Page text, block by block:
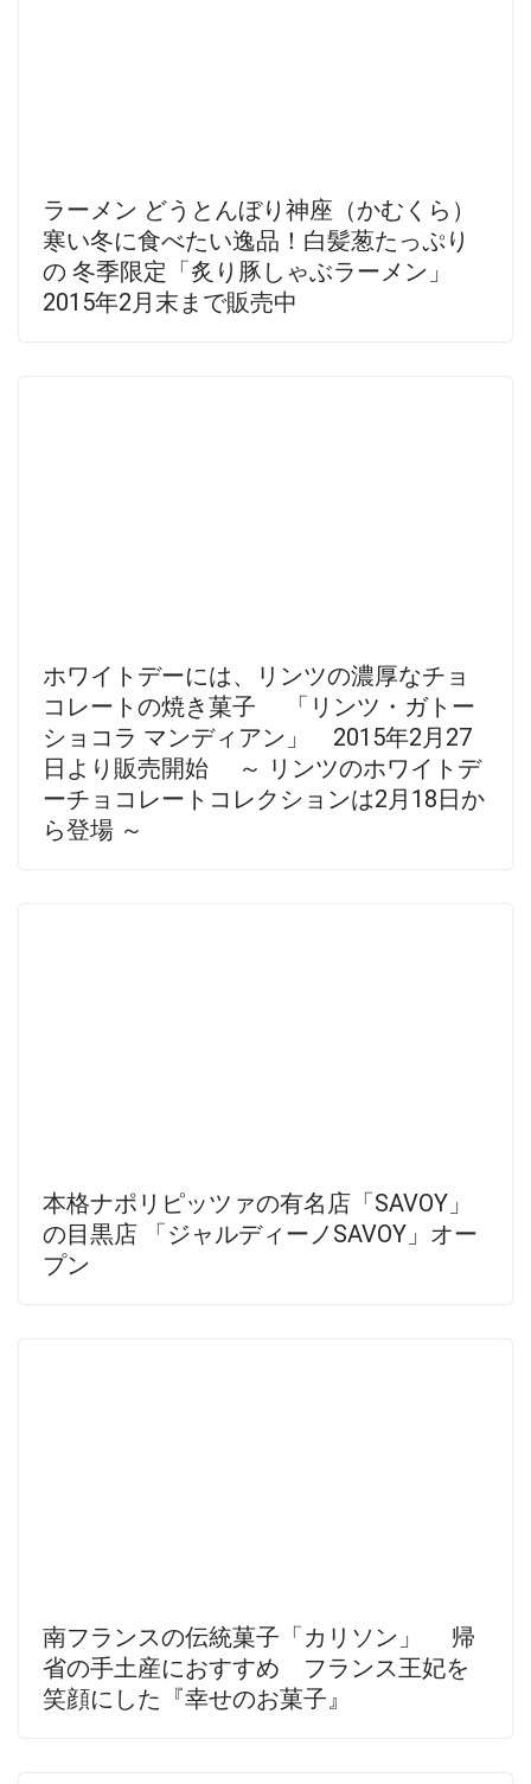
ラーメン どうとんぼり神座（かむくら）
寒い冬に食べたい逸品！白髪葱たっぷり
の 冬季限定「炙り豚しゃぶラーメン」
2015年2月末まで販売中
ホワイトデーには、リンツの濃厚なチョ
コレートの焼き菓子 「リンツ・ガトー
ショコラ マンディアン」 2015年2月27
日より販売開始 ～ リンツのホワイトデ
ーチョコレートコレクションは2月18日か
ら登場 ～
本格ナポリピッツァの有名店「SAVOY」
の目黒店 「ジャルディーノSAVOY」オー
プン
南フランスの伝統菓子「カリソン」 帰
省の手土産におすすめ フランス王妃を
笑顔にした『幸せのお菓子』